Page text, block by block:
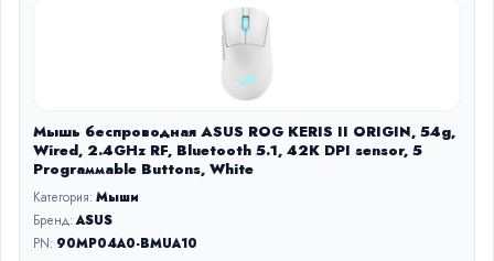
Мышь беспроводная ASUS ROG KERIS II ORIGIN, 54g,
Wired, 2.4GHz RF, Bluetooth 5.1, 42K DPI sensor, 5
Prograммable Buttons, White
Категория:Мыши
Бренд:ASUS
PN: 90MP04A0-BMUA10